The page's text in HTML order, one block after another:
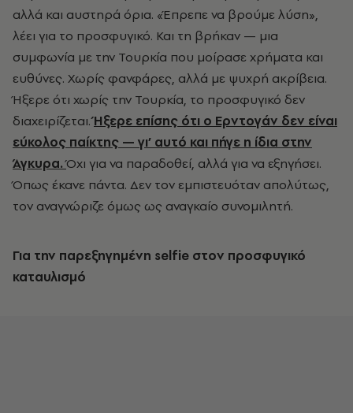
αλλά και αυστηρά όρια. «Έπρεπε να βρούμε λύση»,
λέει για το προσφυγικό. Και τη βρήκαν — μια
συμφωνία με την Τουρκία που μοίρασε χρήματα και
ευθύνες. Χωρίς φανφάρες, αλλά με ψυχρή ακρίβεια.
Ήξερε ότι χωρίς την Τουρκία, το προσφυγικό δεν
διαχειρίζεται.Ήξερε επίσης ότι ο Ερντογάν δεν είναι
εύκολος παίκτης — γι’ αυτό και πήγε η ίδια στην
Άγκυρα.Όχι για να παραδοθεί, αλλά για να εξηγήσει.
Όπως έκανε πάντα. Δεν τον εμπιστευόταν απολύτως,
τον αναγνώριζε όμως ως αναγκαίο συνομιλητή.
Για την παρεξηγημένη selfie στον προσφυγικό
καταυλισμό